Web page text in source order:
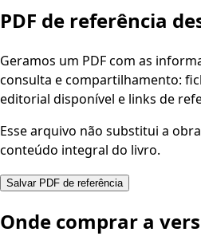
PDF de referência
Geramos um PDF com as
consulta e compartilhamento:
editorial disponível e links de
Esse arquivo não substitui a
conteúdo integral do livro.
Salvar PDF de referência
Onde comprar a